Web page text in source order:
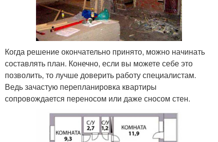
Когда решение окончательно принято, можно начинать
составлять план. Конечно, если вы можете себе это
позволить, то лучше доверить работу специалистам.
Ведь зачастую перепланировка квартиры
сопровождается переносом или даже сносом стен.